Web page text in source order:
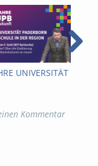
UNIVERSITÄT
Kommentar